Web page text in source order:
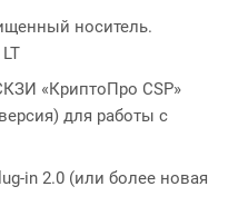
носитель.
«КриптоПро CSP»
для работы с
in 2.0 (или более новая